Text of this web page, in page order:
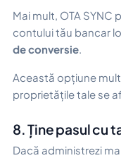
Mai mult, OTA
contului tău bancar
de conversie.
Această opțiune
proprietățile tale se
8. Ține pasul cu
Dacă administrezi